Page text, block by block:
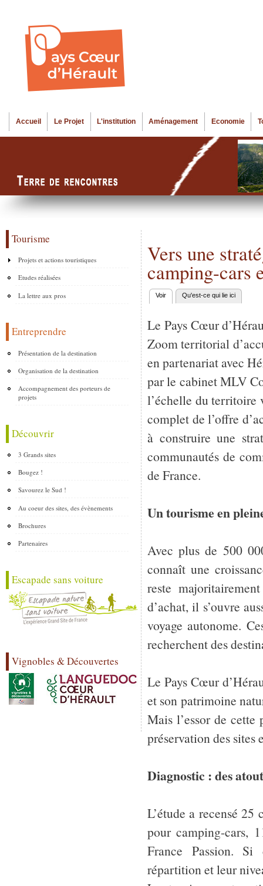
Menu principal
Accueil Le Projet L'institution Aménagement Economie
Tourisme
Projets et actions touristiques
Etudes réalisées
La lettre aux pros
Entreprendre
Présentation de la destination
Organisation de la destination
Accompagnement des porteurs de
projets
Découvrir
3 Grands sites
Bougez !
Savourez le Sud !
Au coeur des sites, des évènements
Brochures
Partenaires
Escapade sans voiture
Vignobles & Découvertes
Vers une
camping-cars
Onglets principaux
Voir (onglet actif)
Qu'est-ce qui lie ici
Le Pays Cœur
Zoom territorial
en partenariat avec
par le cabinet MLV
l’échelle du territoire
complet de l’offre
à construire une
communautés de
de France.
Un tourisme en
Avec plus de 500
connaît une
reste
d’achat, il s’ouvre
voyage autonome.
recherchent des
Le Pays Cœur
et son patrimoine
Mais l’essor de
préservation des sites
Diagnostic : des
L’étude a recensé
pour camping-cars,
France Passion. Si
répartition et leur